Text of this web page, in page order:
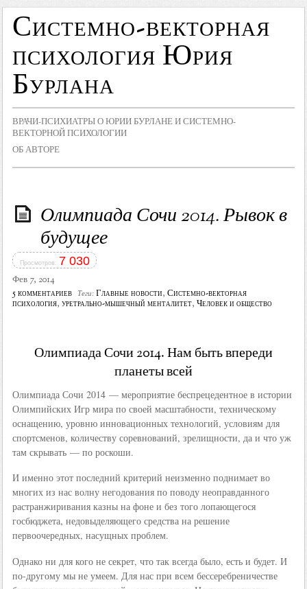
Системно-векторная
психология Юрия
Бурлана
ВРАЧИ-ПСИХИАТРЫ О ЮРИИ БУРЛАНЕ И СИСТЕМНО-
ВЕКТОРНОЙ ПСИХОЛОГИИ
ОБ АВТОРЕ
Олимпиада Сочи 2014. Рывок в
будущее
Просмотров: 7 030
Фев 7, 2014
5 комментариев Теги:Главные новости, Системно-векторная
психология, уретрально-мышечный менталитет, Человек и общество
Олимпиада Сочи 2014. Нам быть впереди
планеты всей
Олимпиада Сочи 2014 — мероприятие беспрецедентное в истории
Олимпийских Игр мира по своей масштабности, техническому
оснащению, уровню инновационных технологий, условиям для
спортсменов, количеству соревнований, зрелищности, да и что уж
там скрывать — по роскоши.
И именно этот последний критерий неизменно поднимает во
многих из нас волну негодования по поводу неоправданного
растранжиривания казны на фоне и без того лопающегося
госбюджета, недовыделяющего средства на решение
первоочередных, насущных проблем.
Однако ни для кого не секрет, что так всегда было, есть и будет. И
по-другому мы не умеем. Для нас при всем бессеребреничестве